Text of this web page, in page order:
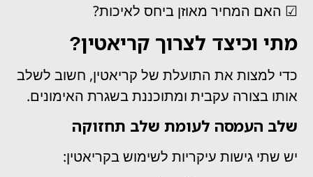
☑ האם המחיר מאוזן ביחס לאיכות?
מתי וכיצד לצרוך קריאטין?
כדי למצות את התועלת של קריאטין, חשוב לשלב
אותו בצורה עקבית ומתוכננת בשגרת האימונים.
שלב העמסה לעומת שלב תחזוקה
יש שתי גישות עיקריות לשימוש בקריאטין: